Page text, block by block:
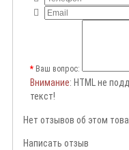
Ваш вопрос:
Внимание: HTML не
текст!
Нет отзывов об этом
Написать отзыв